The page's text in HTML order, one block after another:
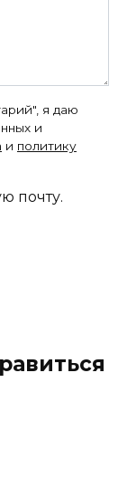
я даю
и
и политику
почту.